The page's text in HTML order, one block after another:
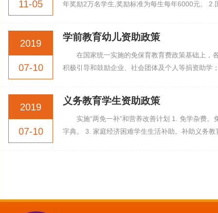
11-05
年奖励2万名学生,奖励标准为每生每年6000元。
2019
07-10
学前教育幼儿资助政策
在国家统一实施的免保育教育费政策基础上，
积极引导和鼓励企业、社会团体及个人等捐资助学
2019
07-10
义务教育学生资助政策
实施“两免一补”和营养改善计划 1. 免学杂费
字典。 3. 家庭经济困难学生生活补助。补助义务